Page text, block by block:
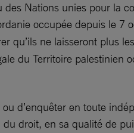
Nations unies pour la
occupée depuis le 7
qu’ils ne laisseront plus
du Territoire palestinien
d’enquêter en toute
droit, en sa qualité de